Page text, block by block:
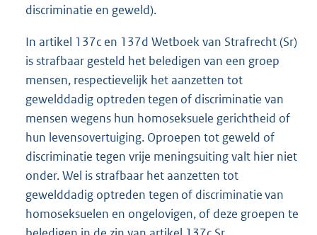
discriminatie en geweld).
In artikel 137c en 137d Wetboek van Strafrecht (Sr)
is strafbaar gesteld het beledigen van een groep
mensen, respectievelijk het aanzetten tot
gewelddadig optreden tegen of discriminatie van
mensen wegens hun homoseksuele gerichtheid of
hun levensovertuiging. Oproepen tot geweld of
discriminatie tegen vrije meningsuiting valt hier niet
onder. Wel is strafbaar het aanzetten tot
gewelddadig optreden tegen of discriminatie van
homoseksuelen en ongelovigen, of deze groepen te